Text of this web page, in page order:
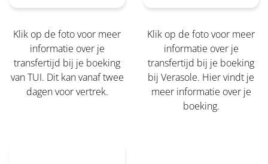
Klik op de foto voor meer
informatie over je
transfertijd bij je boeking
van TUI. Dit kan vanaf twee
dagen voor vertrek.
Klik op de foto voor meer
informatie over je
transfertijd bij je boeking
bij Verasole. Hier vindt je
meer informatie over je
boeking.